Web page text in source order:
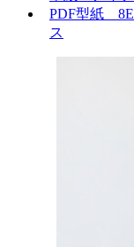
PDF型紙
ス